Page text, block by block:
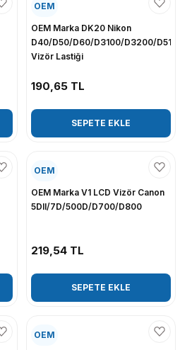
OEM
OEM Marka DK20 Nikon
D40/D50/D60/D3100/D3200/
Vizör Lastiği
190,65 TL
SEPETE EKLE
OEM
OEM Marka V1 LCD Vizör Canon
5DII/7D/500D/D700/D800
219,54 TL
SEPETE EKLE
OEM